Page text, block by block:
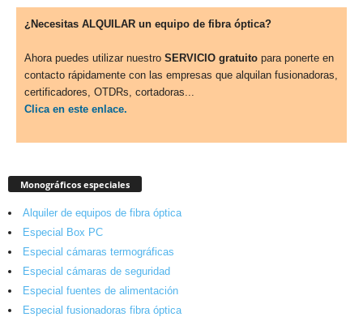
¿Necesitas ALQUILAR un equipo de fibra óptica?
Ahora puedes utilizar nuestro SERVICIO gratuito para ponerte en
contacto rápidamente con las empresas que alquilan fusionadoras,
certificadores, OTDRs, cortadoras...
Clica en este enlace.
Monográficos especiales
Alquiler de equipos de fibra óptica
Especial Box PC
Especial cámaras termográficas
Especial cámaras de seguridad
Especial fuentes de alimentación
Especial fusionadoras fibra óptica